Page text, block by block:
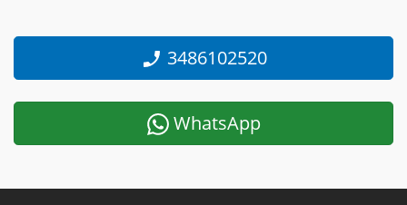
3486102520
WhatsApp